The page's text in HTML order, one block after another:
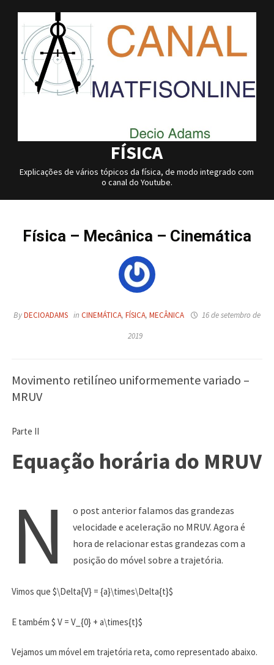
to
content
FÍSICA
Explicações de vários tópicos da física, de modo integrado com
o canal do Youtube.
Física – Mecânica – Cinemática
ByDECIOADAMS in CINEMÁTICA, FÍSICA, MECÂNICA
16 de setembro de
2019
Movimento retilíneo uniformemente variado –
MRUV
Parte II
Equação horária do MRUV
N
o post anterior falamos das grandezas
velocidade e aceleração no MRUV. Agora é
hora de relacionar estas grandezas com a
posição do móvel sobre a trajetória.
Vimos que $\Delta{V} = {a}\times\Delta{t}$
E também $ V = V_{0} + a\times{t}$
Vejamos um móvel em trajetória reta, como representado abaixo.